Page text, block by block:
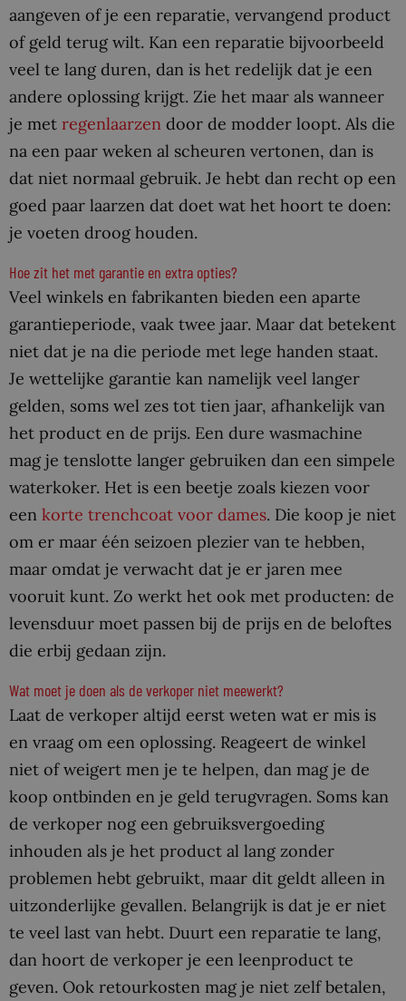
aangeven of je een reparatie, vervangend product
of geld terug wilt. Kan een reparatie bijvoorbeeld
veel te lang duren, dan is het redelijk dat je een
andere oplossing krijgt. Zie het maar als wanneer
je met regenlaarzen door de modder loopt. Als die
na een paar weken al scheuren vertonen, dan is
dat niet normaal gebruik. Je hebt dan recht op een
goed paar laarzen dat doet wat het hoort te doen:
je voeten droog houden.
Hoe zit het met garantie en extra opties?
Veel winkels en fabrikanten bieden een aparte
garantieperiode, vaak twee jaar. Maar dat betekent
niet dat je na die periode met lege handen staat.
Je wettelijke garantie kan namelijk veel langer
gelden, soms wel zes tot tien jaar, afhankelijk van
het product en de prijs. Een dure wasmachine
mag je tenslotte langer gebruiken dan een simpele
waterkoker. Het is een beetje zoals kiezen voor
een korte trenchcoat voor dames. Die koop je niet
om er maar één seizoen plezier van te hebben,
maar omdat je verwacht dat je er jaren mee
vooruit kunt. Zo werkt het ook met producten: de
levensduur moet passen bij de prijs en de beloftes
die erbij gedaan zijn.
Wat moet je doen als de verkoper niet meewerkt?
Laat de verkoper altijd eerst weten wat er mis is
en vraag om een oplossing. Reageert de winkel
niet of weigert men je te helpen, dan mag je de
koop ontbinden en je geld terugvragen. Soms kan
de verkoper nog een gebruiksvergoeding
inhouden als je het product al lang zonder
problemen hebt gebruikt, maar dit geldt alleen in
uitzonderlijke gevallen. Belangrijk is dat je er niet
te veel last van hebt. Duurt een reparatie te lang,
dan hoort de verkoper je een leenproduct te
geven. Ook retourkosten mag je niet zelf betalen,